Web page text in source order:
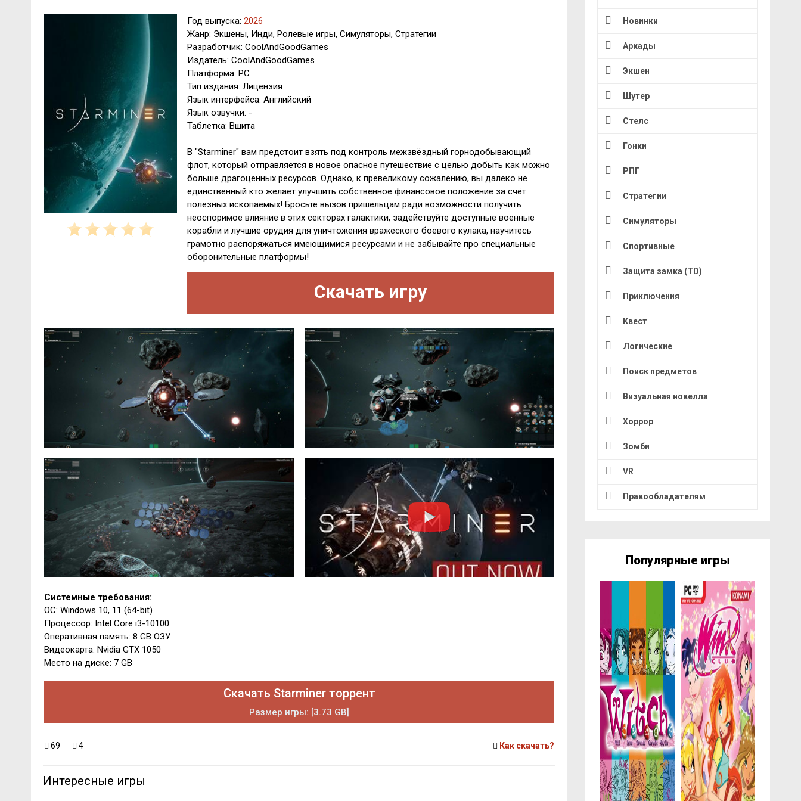
Год выпуска: 2026
Жанр: Экшены, Инди, Ролевые игры, Симуляторы, Стратегии
Разработчик: CoolAndGoodGames
Издатель: CoolAndGoodGames
Платформа: PC
Тип издания: Лицензия
Язык интерфейса: Английский
Язык озвучки: -
Таблетка: Вшита
В "Starminer" вам предстоит взять под контроль межзвёздный горнодобывающий
флот, который отправляется в новое опасное путешествие с целью добыть как можно
больше драгоценных ресурсов. Однако, к превеликому сожалению, вы далеко не
единственный кто желает улучшить собственное финансовое положение за счёт
полезных ископаемых! Бросьте вызов пришельцам ради возможности получить
неоспоримое влияние в этих секторах галактики, задействуйте доступные военные
корабли и лучшие орудия для уничтожения вражеского боевого кулака, научитесь
грамотно распоряжаться имеющимися ресурсами и не забывайте про специальные
оборонительные платформы!
Скачать игру
Системные требования:
ОС: Windows 10, 11 (64-bit)
Процессор: Intel Core i3-10100
Оперативная память: 8 GB ОЗУ
Видеокарта: Nvidia GTX 1050
Место на диске: 7 GB
Скачать Starminer торрент
Размер игры: [3.73 GB]
69 4 Как скачать?
Интересные игры
Новинки
Аркады
Экшен
Шутер
Стелс
Гонки
РПГ
Стратегии
Симуляторы
Спортивные
Защита замка (TD)
Приключения
Квест
Логические
Поиск предметов
Визуальная новелла
Хоррор
Зомби
VR
Правообладателям
Популярные игры